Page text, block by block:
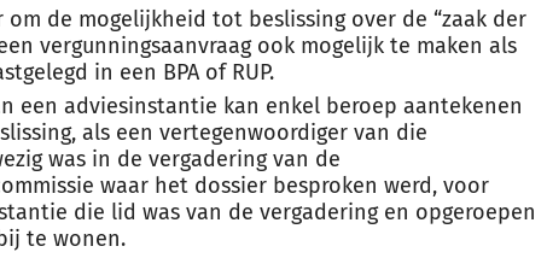
de mogelijkheid tot beslissing over de “zaak der
vergunningsaanvraag ook mogelijk te maken als
in een BPA of RUP.
een adviesinstantie kan enkel beroep aantekenen
als een vertegenwoordiger van die
was in de vergadering van de
waar het dossier besproken werd, voor
die lid was van de vergadering en opgeroepen
te wonen.